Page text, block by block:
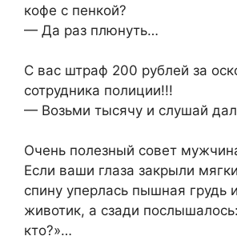
кофе с пенкой?
— Да раз плюнуть…
С вас штраф 200 рублей за
сотрудника полиции!!!
— Возьми тысячу и слушай
Очень полезный совет
Если ваши глаза закрыли
спину уперлась пышная грудь
животик, а сзади
кто?»…